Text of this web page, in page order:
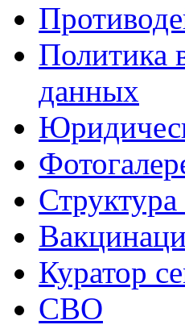
Политика
данных
Структура
Куратор
СВО